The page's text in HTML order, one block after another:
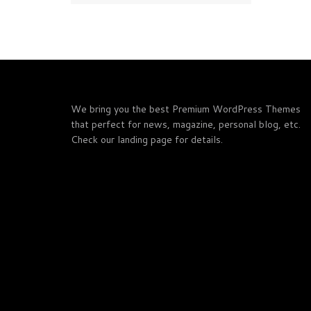
We bring you the best Premium WordPress Themes
that perfect for news, magazine, personal blog, etc.
Check our landing page for details.